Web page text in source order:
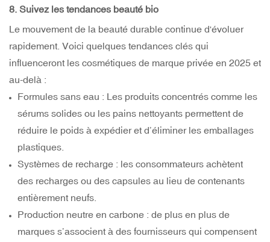
8. Suivez les tendances beauté bio
Le mouvement de la beauté durable continue d'évoluer
rapidement. Voici quelques tendances clés qui
influenceront les cosmétiques de marque privée en 2025 et
au-delà :
Formules sans eau : Les produits concentrés comme les
sérums solides ou les pains nettoyants permettent de
réduire le poids à expédier et d’éliminer les emballages
plastiques.
Systèmes de recharge : les consommateurs achètent
des recharges ou des capsules au lieu de contenants
entièrement neufs.
Production neutre en carbone : de plus en plus de
marques s’associent à des fournisseurs qui compensent